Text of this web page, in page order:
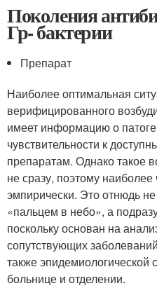
Поколения
Гр- бактерии
Препарат
Наиболее оптимальная
верифицированного
имеет информацию о
чувствительности к
препаратам. Однако такое
не сразу, поэтому наиболее
эмпирически. Это отнюдь
«пальцем в небо», а
поскольку основан на
сопутствующих
также эпидемиологической
больнице и отделении.